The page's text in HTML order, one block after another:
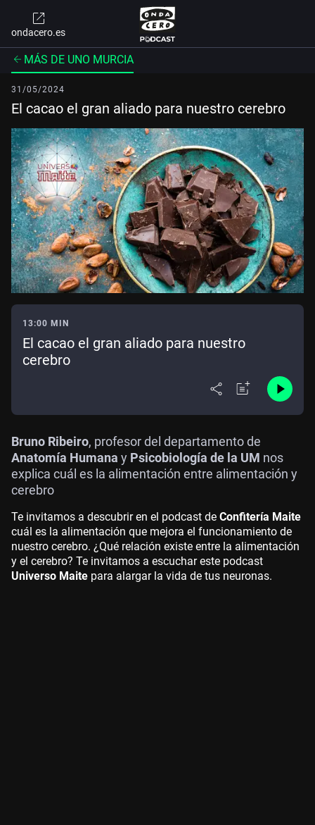
ondacero.es
MÁS DE UNO MURCIA
31/05/2024
El cacao el gran aliado para nuestro cerebro
13:00 MIN
El cacao el gran aliado para nuestro
cerebro
Bruno Ribeiro, profesor del departamento de
Anatomía Humana y Psicobiología de la UM nos
explica cuál es la alimentación entre alimentación y
cerebro
Te invitamos a descubrir en el podcast de Confitería Maite
cuál es la alimentación que mejora el funcionamiento de
nuestro cerebro. ¿Qué relación existe entre la alimentación
y el cerebro? Te invitamos a escuchar este podcast
Universo Maite para alargar la vida de tus neuronas.